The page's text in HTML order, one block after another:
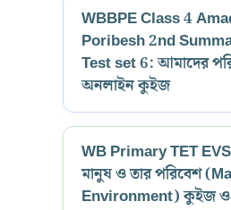
WBBPE Class 4
Poribesh 2nd
Test set 6: আমাদের
অনলাইন কুইজ
WB Primary TET
মানুষ ও তার পরিবেশ
Environment) কুইজ ও